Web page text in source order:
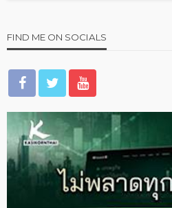
FIND ME ON SOCIALS